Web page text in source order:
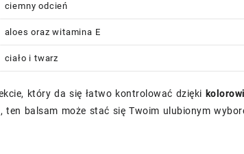
ciemny odcień
aloes oraz witamina E
ciało i twarz
który da się łatwo kontrolować dzięki
, ten balsam może stać się Twoim ulubionym